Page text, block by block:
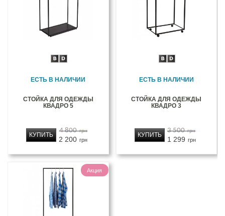
ЕСТЬ В НАЛИЧИИ
СТОЙКА ДЛЯ ОДЕЖДЫ
КВАДРО 5
4 800 грн
2 200 грн
КУПИТЬ
ЕСТЬ В НАЛИЧИИ
СТОЙКА ДЛЯ ОДЕЖДЫ
КВАДРО 3
3 500 грн
1 299 грн
КУПИТЬ
Акция